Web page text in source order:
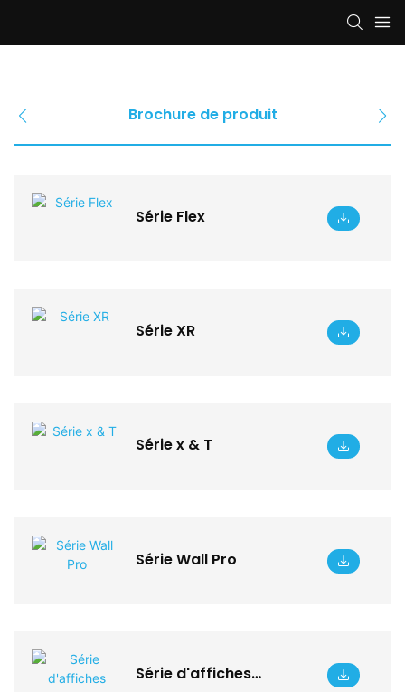
Brochure de produit
Série Flex
Série XR
Série x & T
Série Wall Pro
Série d'affiches